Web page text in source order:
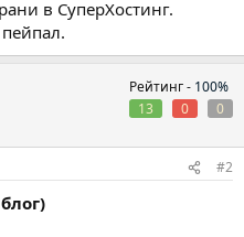
в СуперХостинг.
Рейтинг - 100%
13
0 0
#2